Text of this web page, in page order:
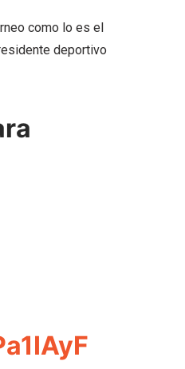
como lo es el
deportivo